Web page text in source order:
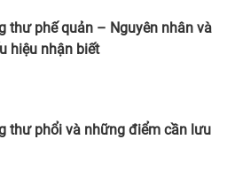
thư phế quản – Nguyên nhân và
hiệu nhận biết
thư phổi và những điểm cần lưu